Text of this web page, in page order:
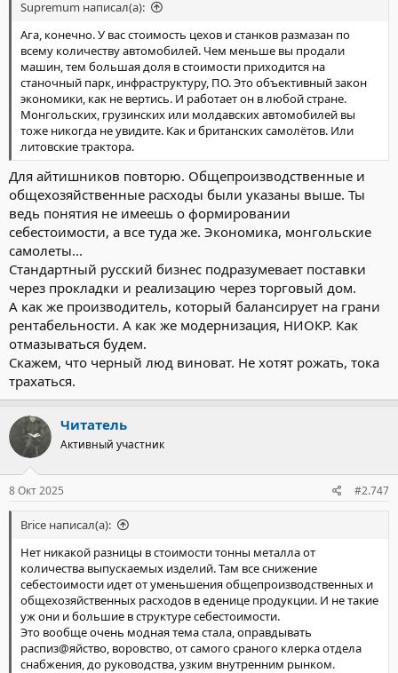
Supremum написал(а):
Ага, конечно. У вас стоимость цехов и станков размазан по
всему количеству автомобилей. Чем меньше вы продали
машин, тем большая доля в стоимости приходится на
станочный парк, инфраструктуру, ПО. Это объективный закон
экономики, как не вертись. И работает он в любой стране.
Монгольских, грузинских или молдавских автомобилей вы
тоже никогда не увидите. Как и британских самолётов. Или
литовские трактора.
Для айтишников повторю. Общепроизводственные и
общехозяйственные расходы были указаны выше. Ты
ведь понятия не имеешь о формировании
себестоимости, а все туда же. Экономика, монгольские
самолеты...
Стандартный русский бизнес подразумевает поставки
через прокладки и реализацию через торговый дом.
А как же производитель, который балансирует на грани
рентабельности. А как же модернизация, НИОКР. Как
отмазываться будем.
Скажем, что черный люд виноват. Не хотят рожать, тока
трахаться.
Читатель
Активный участник
8 Окт 2025 #2.747
Brice написал(а):
Нет никакой разницы в стоимости тонны металла от
количества выпускаемых изделий. Там все снижение
себестоимости идет от уменьшения общепроизводственных и
общехозяйственных расходов в еденице продукции. И не такие
уж они и большие в структуре себестоимости.
Это вообще очень модная тема стала, оправдывать
распиз@яйство, воровство, от самого сраного клерка отдела
снабжения, до руководства, узким внутренним рынком.